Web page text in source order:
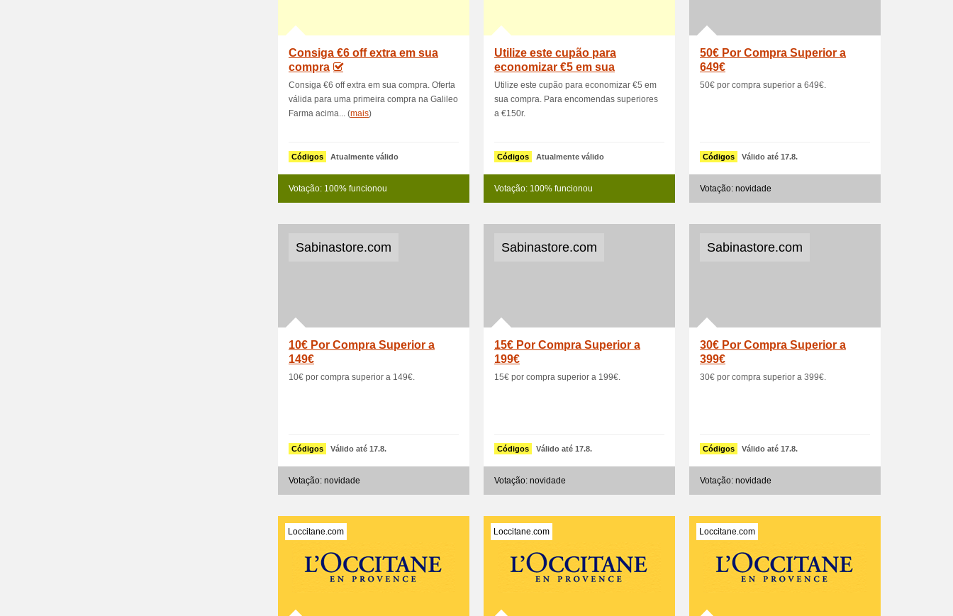
Consiga €6 off extra em sua
compra
Consiga €6 off extra em sua compra. Oferta
válida para uma primeira compra na Galileo
Farma acima... (mais)
Códigos Atualmente válido
Votação: 100% funcionou
Utilize este cupão para
economizar €5 em sua
compra
Utilize este cupão para economizar €5 em
sua compra. Para encomendas superiores
a €150r.
Códigos Atualmente válido
Votação: 100% funcionou
50€ Por Compra Superior a
649€
50€ por compra superior a 649€.
Códigos Válido até 17.8.
Votação: novidade
Sabinastore.com
10€ Por Compra Superior a
149€
10€ por compra superior a 149€.
Códigos Válido até 17.8.
Votação: novidade
Sabinastore.com
15€ Por Compra Superior a
199€
15€ por compra superior a 199€.
Códigos Válido até 17.8.
Votação: novidade
Sabinastore.com
30€ Por Compra Superior a
399€
30€ por compra superior a 399€.
Códigos Válido até 17.8.
Votação: novidade
Loccitane.com Loccitane.com Loccitane.com